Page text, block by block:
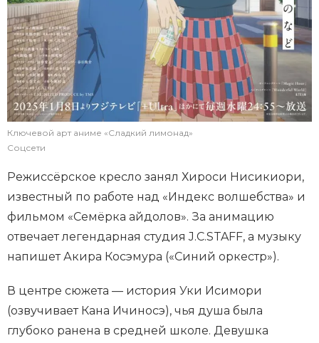
Ключевой арт аниме «Сладкий лимонад»
Соцсети
Режиссёрское кресло занял Хироси Нисикиори,
известный по работе над «Индекс волшебства» и
фильмом «Семёрка айдолов». За анимацию
отвечает легендарная студия J.C.STAFF, а музыку
напишет Акира Косэмура («Синий оркестр»).
В центре сюжета — история Уки Исимори
(озвучивает Кана Ичиносэ), чья душа была
глубоко ранена в средней школе. Девушка